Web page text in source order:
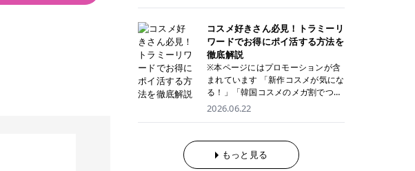
テムです。 ここでは、トナーパッド
す。 古い角質や皮脂汚れをやさしく
オフ トナーパッドを使用すること
で、洗顔だけでは落としきれない古
い角質や余分な皮脂汚れをやさしく
拭き取り、なめらかな肌へ整えま
す。 保湿ケアまで1枚でできる 保湿
成分を配合したトナーパッドなら、
ケアにもぴったりです。 部分パック
としても使える 多くのトナーパッド
は、乾燥が気になる頬や額、小鼻な
(税込)/6回 93,500円(税込)/6回 エミ
定！月々払いも安くて通いやすい ク
リスタルプロ 公式サイト> リゼクリ
ニック 109,800円(税込)/5回 144,80
0円(税込)/5回 毛質に合わせて脱毛
機を選択可能！有効期限も5年と長
くマイペースに通いやすい ラシャ
メディオスターNeXT PRO ジェント
ルYAGプロ 公式サイト> ｜そもそも
うの？ 脱毛を考えたときに、まず悩
むのが「医療脱毛とエステ脱毛、ど
PRO 公式サイト> レジーナクリニッ
ク 52,800円(税込)/5回 99,000円(税
込)/5回 ジェントルシリーズを選べ
るため、脱毛機にこだわりたい方に
おすすめ！ ジェントルマックスプロ
ジェントルマックスプロプラス ジェ
ントルレーズプロ ソプラノチタニウ
ム 公式サイト> エミナルクリニック
49,500円(税込)/6回 93,500円(税
込)/6回 エミナルクリニックの始め
通いやすい クリスタルプロ 公式サ
イト> リゼクリニック 109,800円(税
なメイクに合うのかまで詳しく解説
します✨ ※メイクアップ効果による
CANMAKE むちぷるティントとは？
CANMAKE むちぷるティントは、テ
ィント・プランパー・保湿ケアを1
本で叶えるリップです。 するすると
塗れるなめらかなテクスチャーで、
縦ジワをカバーしながら、むっちり
としたツヤのある唇を演出します。
るため、乾燥しにくくデイリー使い
にもぴったり！ アイテム詳細を見る
た名品たちを、カテゴリ別にご紹介
します。 本記事では、2025年11月
～2026年4月までの半年間におい
て、COSMEbi内でのクチコミとSN
Sでの話題性を元に選出されたコス
メやスキンケアなどの化粧品を「総
国コスメ」に分けて1位～3位までを
ランキング形式で発表！ 2026年上
半期 総合大賞 AMUSE（アミュー
ズ）「 ジェルフィットグロス」 👑
「ジェルフィットグロス」の特徴 唇
コスメ好きさん必見！トラミーリ
ワードでお得にポイ活する方法を
徹底解説
※本ページにはプロモーションが含
まれています 「新作コスメが気にな
る！」「韓国コスメのメガ割でつい
買いすぎてしまう……」 そんな美容
を少し工夫するだけでポイントを貯
められるため、コスメやスキンケア
にかかる費用を少しでも抑えたい方
2026.06.22
もっと見る